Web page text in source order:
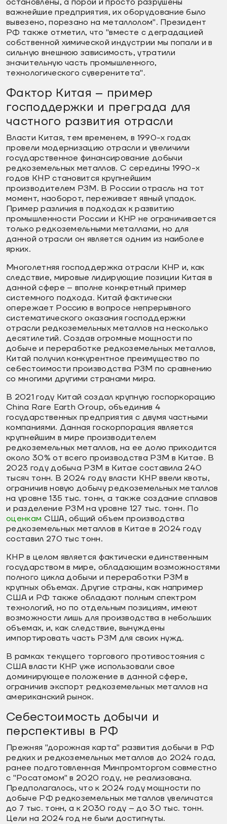
важнейшие предприятия, их оборудование было
вывезено, порезано на металлолом". Президент
РФ также отметил, что "вместе с деградацией
собственной химической индустрии мы попали и в
сильную внешнюю зависимость, утратили
значительную часть промышленного,
технологического суверенитета".
Фактор Китая – пример
господдержки и преграда для
частного развития отрасли
Власти Китая, тем временем, в 1990-х годах
провели модернизацию отрасли и увеличили
государственное финансирование добычи
редкоземельных металлов. С середины 1990-х
годов КНР становится крупнейшим
производителем РЗМ. В России отрасль на тот
момент, наоборот, переживает явный упадок.
Пример различия в подходах к развитию
промышленности России и КНР не ограничивается
только редкоземельными металлами, но для
данной отрасли он является одним из наиболее
ярких.
Многолетняя господдержка отрасли КНР и, как
следствие, мировые лидирующие позиции Китая в
данной сфере – вполне конкретный пример
системного подхода. Китай фактически
опережает Россию в вопросе непрерывного
систематического оказания господдержки
отрасли редкоземельных металлов на несколько
десятилетий. Создав огромные мощности по
добыче и переработке редкоземельных металлов,
Китай получил конкурентное преимущество по
себестоимости производства РЗМ по сравнению
со многими другими странами мира.
В 2021 году Китай создал крупную госпоркорацию
China Rare Earth Group, объединив 4
государственных предприятия с двумя частными
компаниями. Данная госкорпорация является
крупнейшим в мире производителем
редкоземельных металлов, на ее долю приходится
около 30% от всего производства РЗМ в Китае. В
2023 году добыча РЗМ в Китае составила 240
тысяч тонн. В 2024 году власти КНР ввели квоты,
ограничив новую добычу редкоземельных металлов
на уровне 135 тыс. тонн, а также создание сплавов
и разделение РЗМ на уровне 127 тыс. тонн. По
оценкам США, общий объем производства
редкоземельных металлов в Китае в 2024 году
составил 270 тыс тонн.
КНР в целом является фактически единственным
государством в мире, обладающим возможностями
полного цикла добычи и переработки РЗМ в
крупных объемах. Другие страны, как например
США и РФ также обладают полным спектром
технологий, но по отдельным позициям, имеют
возможности лишь для производства в небольших
объемах, и, как следствие, вынуждены
импортировать часть РЗМ для своих нужд.
В рамках текущего торгового противостояния с
США власти КНР уже использовали свое
доминирующее положение в данной сфере,
ограничив экспорт редкоземельных металлов на
американский рынок.
Себестоимость добычи и
перспективы в РФ
Прежняя "дорожная карта" развития добычи в РФ
редких и редкоземельных металлов до 2024 года,
ранее подготовленная Минпромторгом совместно
с "Росатомом" в 2020 году, не реализована.
Предполагалось, что к 2024 году мощности по
добыче РФ редкоземельных металлов увеличатся
до 7 тыс. тонн, а к 2030 году – до 30 тыс. тонн.
Цели на 2024 год не были достигнуты.